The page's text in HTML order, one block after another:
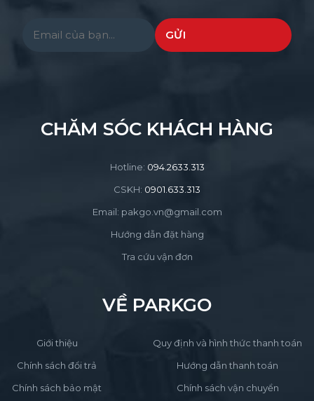
Please leave this field empty.
CHĂM SÓC KHÁCH HÀNG
Hotline: 094.2633.313
CSKH: 0901.633.313
Email: pakgo.vn@gmail.com
Hướng dẫn đặt hàng
Tra cứu vận đơn
VỀ PARKGO
Giới thiệu
Chính sách đổi trả
Chính sách bảo mật
Quy định và hình thức thanh toán
Hướng dẫn thanh toán
Chính sách vận chuyển